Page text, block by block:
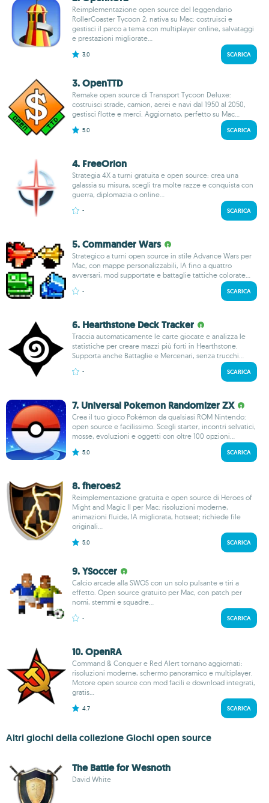
Reimplementazione open source del leggendario
RollerCoaster Tycoon 2, nativa su Mac: costruisci e
gestisci il parco a tema con multiplayer online, salvataggi
e prestazioni migliorate...
3.0 SCARICA
3. OpenTTD
Remake open source di Transport Tycoon Deluxe:
costruisci strade, camion, aerei e navi dal 1950 al 2050,
gestisci flotte e merci. Aggiornato, perfetto su Mac...
5.0 SCARICA
4. FreeOrion
Strategia 4X a turni gratuita e open source: crea una
galassia su misura, scegli tra molte razze e conquista con
guerra, diplomazia o online...
- SCARICA
5. Commander Wars
Strategico a turni open source in stile Advance Wars per
Mac, con mappe personalizzabili, IA fino a quattro
avversari, mod supportate e battaglie tattiche colorate...
- SCARICA
6. Hearthstone Deck Tracker
Traccia automaticamente le carte giocate e analizza le
statistiche per creare mazzi più forti in Hearthstone.
Supporta anche Battaglie e Mercenari, senza trucchi...
- SCARICA
7. Universal Pokemon Randomizer ZX
Crea il tuo gioco Pokémon da qualsiasi ROM Nintendo:
open source e facilissimo. Scegli starter, incontri selvatici,
mosse, evoluzioni e oggetti con oltre 100 opzioni...
5.0 SCARICA
8. fheroes2
Reimplementazione gratuita e open source di Heroes of
Might and Magic II per Mac: risoluzioni moderne,
animazioni fluide, IA migliorata, hotseat; richiede file
originali...
5.0 SCARICA
9. YSoccer
Calcio arcade alla SWOS con un solo pulsante e tiri a
effetto. Open source gratuito per Mac, con patch per
nomi, stemmi e squadre...
- SCARICA
10. OpenRA
Command & Conquer e Red Alert tornano aggiornati:
risoluzioni moderne, schermo panoramico e multiplayer.
Motore open source con mod facili e download integrati,
gratis...
4.7 SCARICA
Altri giochi della collezione Giochi open source
The Battle for Wesnoth
David White